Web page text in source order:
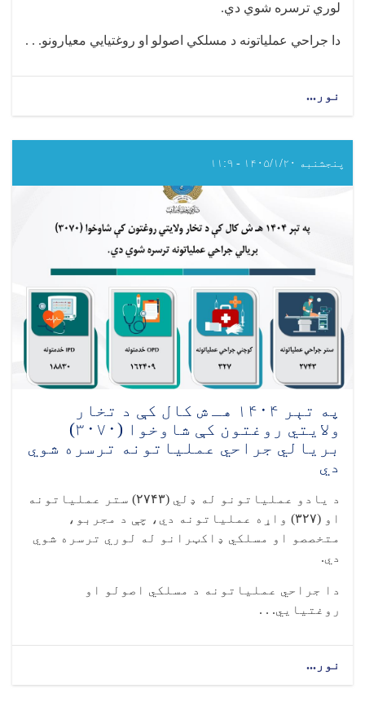
لوري ترسره شوي دي.
دا جراحي عملیاتونه د مسلکي اصولو او روغتیايي معیارونو. . .
نور...
هـ
ش
ملي
روغتون
کې
شاوخوا
۸۶۰۶
بریالي
جراحي
عملیاتونه
ترسره
دي
پنجشنبه ۱۴۰۵/۱/۲۰ - ۱۱:۹
په تېر ۱۴۰۴ هـ ش کال کې د تخار
ولایتي روغتون کې شاوخوا (۳۰۷۰)
بریالي جراحي عملیاتونه ترسره شوي
دي
د یادو عملیاتونو له ډلي (۲۷۴۳) ستر عملیاتونه
او (۳۲۷)
واړه عملیاتونه دي، چې د مجربو،
متخصصو او مسلکي ډاکټرانو له لوري ترسره شوي
دي.
دا جراحي عملیاتونه د مسلکي اصولو او
روغتیايي. . .
نور...